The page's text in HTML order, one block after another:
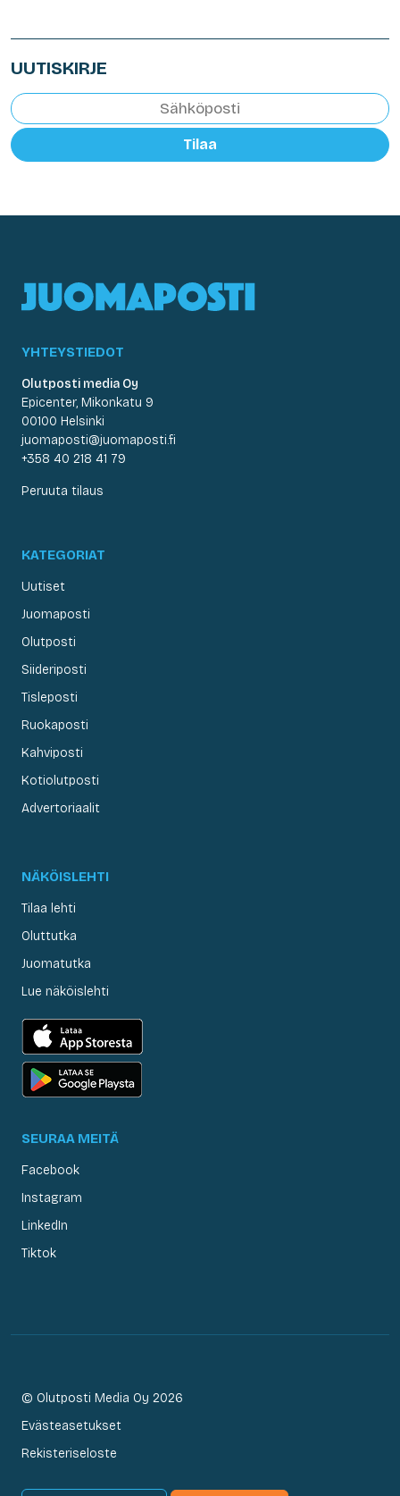
UUTISKIRJE
Tilaa
YHTEYSTIEDOT
Olutposti media Oy
Epicenter, Mikonkatu 9
00100 Helsinki
juomaposti@juomaposti.fi
+358 40 218 41 79
Peruuta tilaus
KATEGORIAT
Uutiset
Juomaposti
Olutposti
Siideriposti
Tisleposti
Ruokaposti
Kahviposti
Kotiolutposti
Advertoriaalit
NÄKÖISLEHTI
Tilaa lehti
Oluttutka
Juomatutka
Lue näköislehti
SEURAA MEITÄ
Facebook
Instagram
LinkedIn
Tiktok
© Olutposti Media Oy 2026
Evästeasetukset
Rekisteriseloste